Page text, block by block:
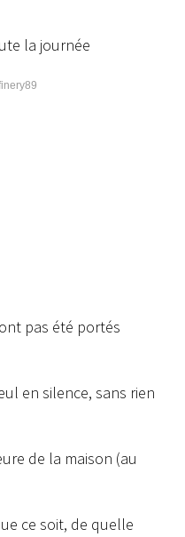
la journée
pas été portés
en silence, sans rien
de la maison (au
ce soit, de quelle